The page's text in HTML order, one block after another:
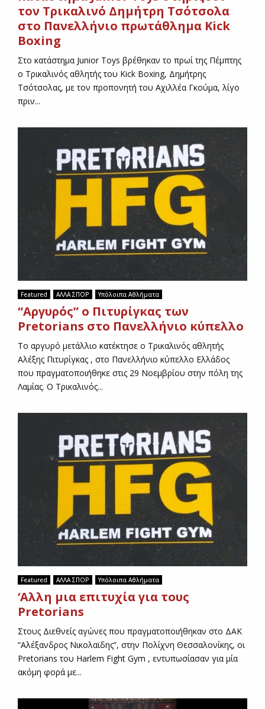
τον Τρικαλινό Δημήτρη Τσότσολα
στο Πανελλήνιο πρωτάθλημα Kick
Boxing
Στο κατάστημα Junior Toys βρέθηκαν το πρωί της Πέμπτης
ο Τρικαλινός αθλητής του Kick Boxing, Δημήτρης
Τσότσολας, με τον προπονητή του Αχιλλέα Γκούμα, λίγο
πριν...
Featured ΑΛΛΑ ΣΠΟΡ Υπόλοιπα Αθλήματα
“Αργυρός” ο Πιτυρίγκας των
Pretorians στο Πανελλήνιο κύπελλο
Το αργυρό μετάλλιο κατέκτησε ο Τρικαλινός αθλητής
Αλέξης Πιτυρίγκας , στο Πανελλήνιο κύπελλο Ελλάδος
που πραγματοποιήθηκε στις 29 Νοεμβρίου στην πόλη της
Λαμίας. Ο Τρικαλινός...
Featured ΑΛΛΑ ΣΠΟΡ Υπόλοιπα Αθλήματα
‘Αλλη μια επιτυχία για τους
Pretorians
Στους Διεθνείς αγώνες που πραγματοποιήθηκαν στο ΔΑΚ
“Αλέξανδρος Νικολαϊδης”, στην Πολίχνη Θεσσαλονίκης, οι
Pretorians του Harlem Fight Gym , εντυπωσίασαν για μία
ακόμη φορά με...